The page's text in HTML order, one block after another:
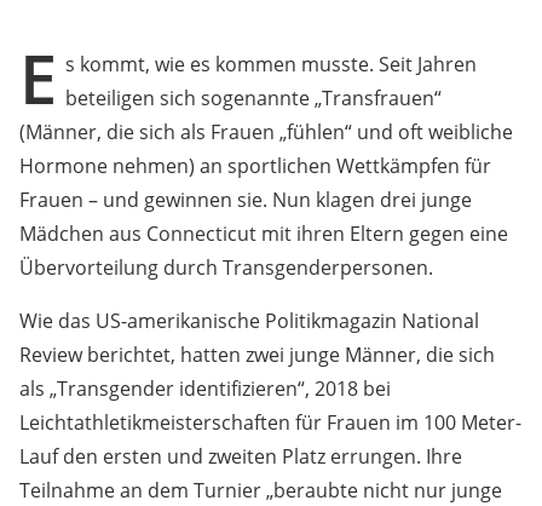
E s kommt, wie es kommen musste. Seit Jahren
beteiligen sich sogenannte „Transfrauen“
(Männer, die sich als Frauen „fühlen“ und oft weibliche
Hormone nehmen) an sportlichen Wettkämpfen für
Frauen – und gewinnen sie. Nun klagen drei junge
Mädchen aus Connecticut mit ihren Eltern gegen eine
Übervorteilung durch Transgenderpersonen.
Wie das US-amerikanische Politikmagazin National
Review berichtet, hatten zwei junge Männer, die sich
als „Transgender identifizieren“, 2018 bei
Leichtathletikmeisterschaften für Frauen im 100 Meter-
Lauf den ersten und zweiten Platz errungen. Ihre
Teilnahme an dem Turnier „beraubte nicht nur junge